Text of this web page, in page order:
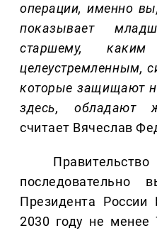
операции, именно
показывает
старшему,
целеустремленным,
которые защищают
здесь, обладают
считает Вячеслав
последовательно
Президента
2030 году не менее